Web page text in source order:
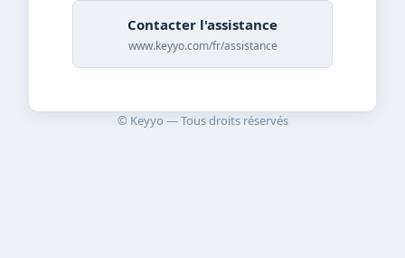
Contacter l'assistance
www.keyyo.com/fr/assistance
© Keyyo — Tous droits réservés